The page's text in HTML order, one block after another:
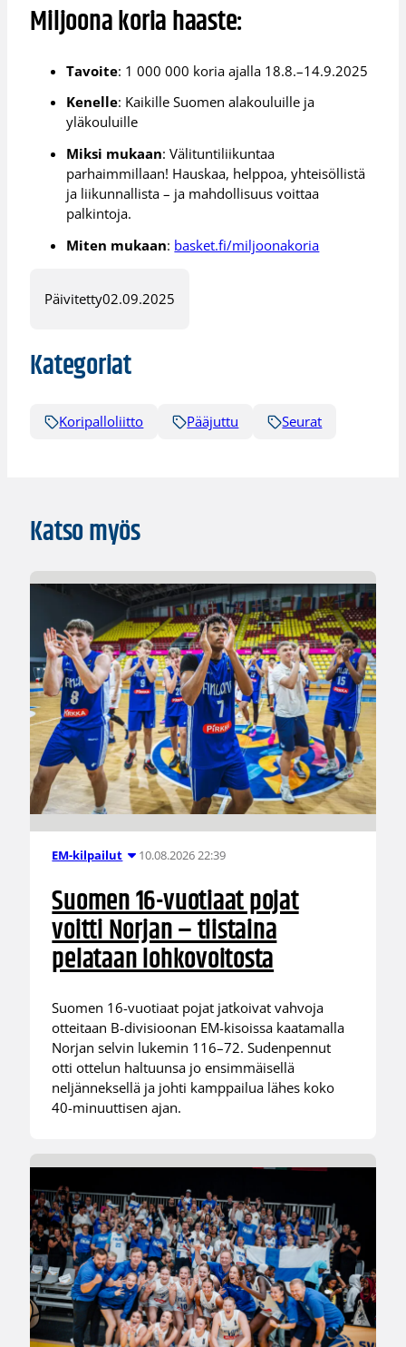
Miljoona koria haaste:
Tavoite: 1 000 000 koria ajalla 18.8.–14.9.2025
Kenelle: Kaikille Suomen alakouluille ja
yläkouluille
Miksi mukaan: Välituntiliikuntaa
parhaimmillaan! Hauskaa, helppoa, yhteisöllistä
ja liikunnallista – ja mahdollisuus voittaa
palkintoja.
Miten mukaan: basket.fi/miljoonakoria
Päivitetty02.09.2025
Kategoriat
Koripalloliitto Pääjuttu Seurat
Katso myös
EM-kilpailut 10.08.2026 22:39
Suomen 16-vuotiaat pojat
voitti Norjan – tiistaina
pelataan lohkovoitosta
Suomen 16-vuotiaat pojat jatkoivat vahvoja
otteitaan B-divisioonan EM-kisoissa kaatamalla
Norjan selvin lukemin 116–72. Sudenpennut
otti ottelun haltuunsa jo ensimmäisellä
neljänneksellä ja johti kamppailua lähes koko
40-minuuttisen ajan.